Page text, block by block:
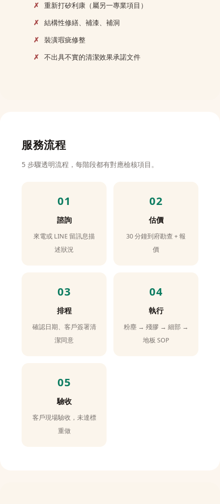
重新打矽利康（屬另一專業項目）
結構性修繕、補漆、補洞
裝潢瑕疵修整
不出具不實的清潔效果承諾文件
服務流程
5 步驟透明流程，每階段都有對應檢核項目。
諮詢
來電或 LINE 留訊息描
述狀況
估價
30 分鐘到府勘查 + 報
價
排程
確認日期、客戶簽署清
潔同意
執行
粉塵 → 殘膠 → 細部 →
地板 SOP
驗收
客戶現場驗收，未達標
重做